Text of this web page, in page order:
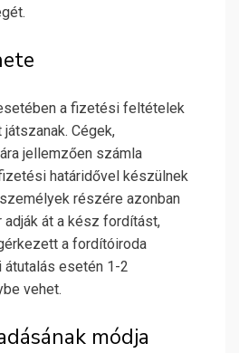
a fizetési feltételek
Cégek,
jellemzően számla
határidővel készülnek
részére azonban
adják át a kész fordítást,
a fordítóiroda
átutalás esetén 1-2
vehet.
módja